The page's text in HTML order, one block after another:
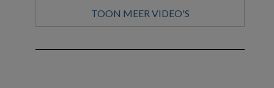
TOON MEER VIDEO'S